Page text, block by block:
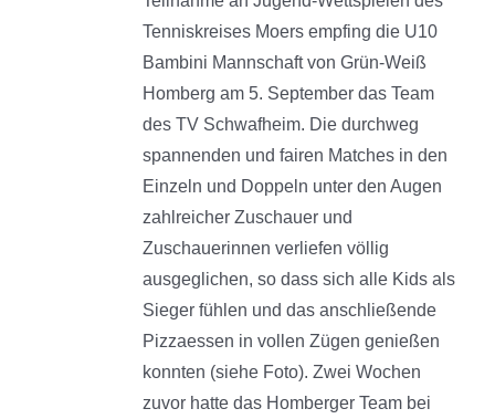
Tenniskreises Moers empfing die U10
Bambini Mannschaft von Grün-Weiß
Homberg am 5. September das Team
des TV Schwafheim. Die durchweg
spannenden und fairen Matches in den
Einzeln und Doppeln unter den Augen
zahlreicher Zuschauer und
Zuschauerinnen verliefen völlig
ausgeglichen, so dass sich alle Kids als
Sieger fühlen und das anschließende
Pizzaessen in vollen Zügen genießen
konnten (siehe Foto). Zwei Wochen
zuvor hatte das Homberger Team bei